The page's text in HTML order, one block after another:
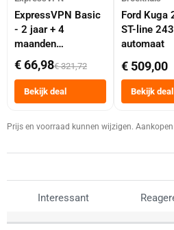
ExpressVPN Basic
- 2 jaar + 4
maanden
abonnement
€ 66,98€ 321,72
Bekijk deal
Ford Kuga
ST-line
automaat
€ 509,00
Bekijk deal
Prijs en voorraad kunnen wijzigen.
Interessant